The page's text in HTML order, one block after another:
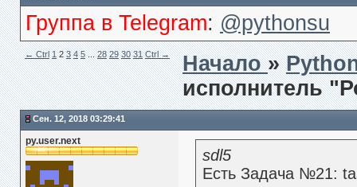
Группа в Telegram: @pythonsu
← Сtrl 1 2 3 4 5...28 29 30 31 Ctrl → Начало»
исполнитель
Сен. 12, 2018 03:29:41
py.user.next
sdl5
Есть Задача №21: